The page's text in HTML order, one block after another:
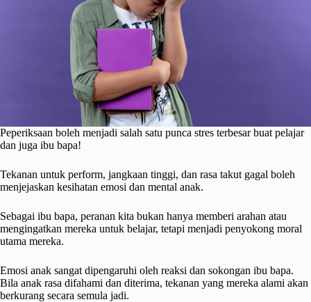
Peperiksaan boleh menjadi salah satu punca stres terbesar buat pelajar
dan juga ibu bapa!
Tekanan untuk perform, jangkaan tinggi, dan rasa takut gagal boleh
menjejaskan kesihatan emosi dan mental anak.
Sebagai ibu bapa, peranan kita bukan hanya memberi arahan atau
mengingatkan mereka untuk belajar, tetapi menjadi penyokong moral
utama mereka.
Emosi anak sangat dipengaruhi oleh reaksi dan sokongan ibu bapa.
Bila anak rasa difahami dan diterima, tekanan yang mereka alami akan
berkurang secara semula jadi.